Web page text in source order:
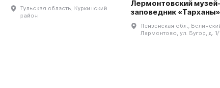
Тульская область, Куркинский
район
Лермонтовский
заповедник «Тарханы»
Пензенская обл.,
Лермонтово, ул. Бугор, д. 1/